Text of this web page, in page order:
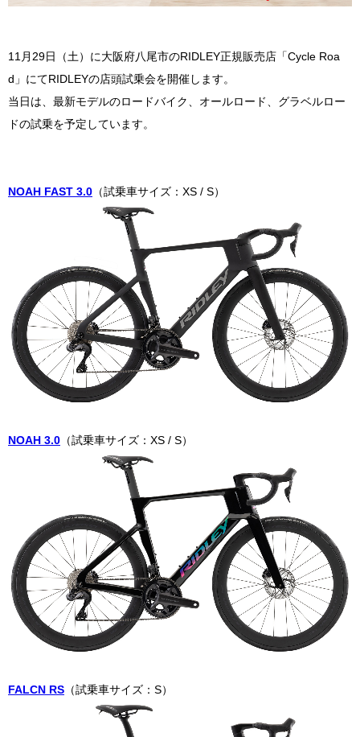
11月29日（土）に大阪府八尾市のRIDLEY正規販売店「Cycle Roa
d」にてRIDLEYの店頭試乗会を開催します。
当日は、最新モデルのロードバイク、オールロード、グラベルロー
ドの試乗を予定しています。
NOAH FAST 3.0 （試乗車サイズ：XS / S）
NOAH 3.0 （試乗車サイズ：XS / S）
FALCN RS （試乗車サイズ：S）